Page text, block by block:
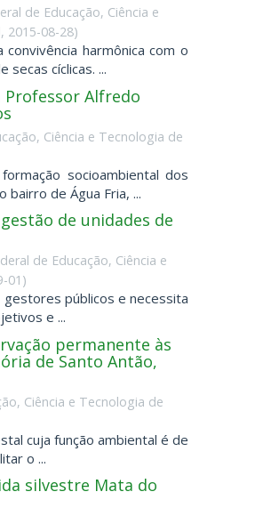
de Educação, Ciência e
, 2015-08-28)
harmônica com o
cíclicas. ...
Professor Alfredo
Ciência e Tecnologia de
socioambiental dos
de Água Fria, ...
de unidades de
de Educação, Ciência e
01 )
gestores públicos e necessita
e ...
permanente às
de Santo Antão,
Ciência e Tecnologia de
cuja função ambiental é de
o ...
silvestre Mata do